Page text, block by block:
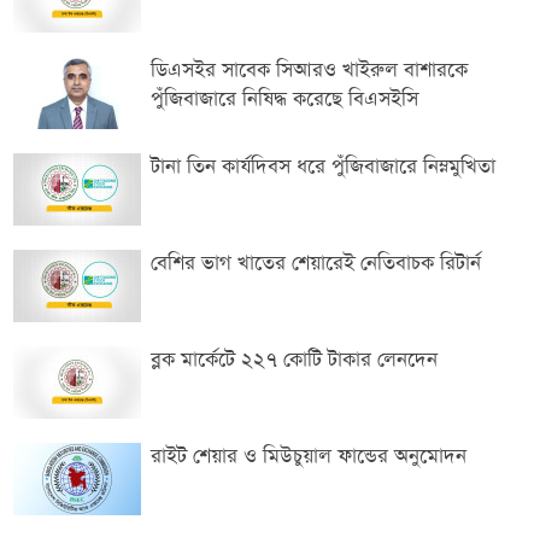
ডিএসইর সাবেক সিআরও খাইরুল বাশারকে
পুঁজিবাজারে নিষিদ্ধ করেছে বিএসইসি
টানা তিন কার্যদিবস ধরে পুঁজিবাজারে নিম্নমুখিতা
বেশির ভাগ খাতের শেয়ারেই নেতিবাচক রিটার্ন
ব্লক মার্কেটে ২২৭ কোটি টাকার লেনদেন
রাইট শেয়ার ও মিউচুয়াল ফান্ডের অনুমোদন